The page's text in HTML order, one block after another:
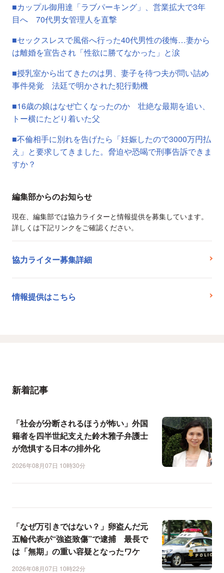
■カップル御用達「ラブパーキング」、営業拡大で3年
目へ 70代男女管理人を直撃
■セックスレスで風俗へ行った40代男性の後悔…妻から
は離婚を宣告され「性欲に勝てなかった」と涙
■授乳室から出てきたのは男、妻子を待つ夫が問い詰め
事件発覚 法廷で明かされた犯行動機
■16歳の娘はなぜ亡くなったのか 壮絶な最期を追い、
トー横にたどり着いた父
■不倫相手に別れを告げたら「妊娠したので3000万円払
え」と要求してきました。脅迫や恐喝で刑事告訴できま
すか？
編集部からのお知らせ
現在、編集部では協力ライターと情報提供を募集しています。
詳しくは下記リンクをご確認ください。
協力ライター募集詳細
情報提供はこちら
新着記事
「社会が分断されるほうが怖い」外国
籍者を四半世紀支えた鈴木雅子弁護士
が危惧する日本の排外化
2026年08月07日 10時30分
「なぜ万引きではない？」卵盗んだ元
五輪代表が“強盗致傷”で逮捕 最長で
は「無期」の重い容疑となったワケ
2026年08月07日 10時22分